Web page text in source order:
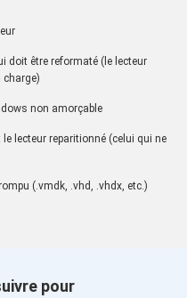
doit être reformaté (le lecteur
charge)
non amorçable
lecteur reparitionné (celui qui ne
(.vmdk, .vhd, .vhdx, etc.)
pour